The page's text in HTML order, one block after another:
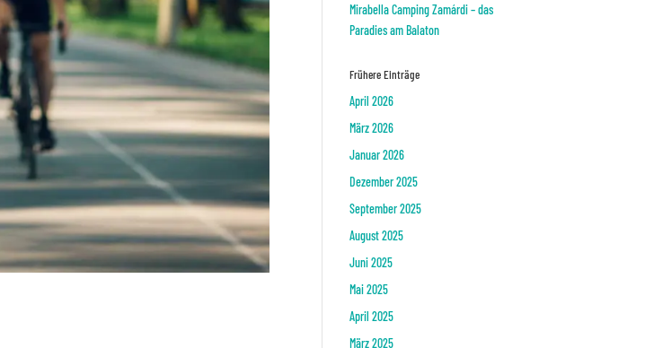
Mirabella Camping Zamárdi – das
Paradies am Balaton
Frühere Einträge
April 2026
März 2026
Januar 2026
Dezember 2025
September 2025
August 2025
Juni 2025
Mai 2025
April 2025
März 2025